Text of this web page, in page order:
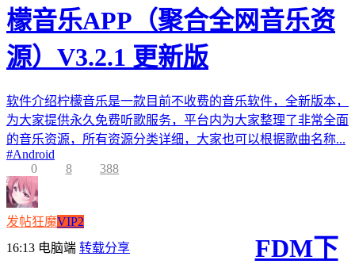
檬音乐APP（聚合全网音乐资
源）V3.2.1 更新版
软件介绍柠檬音乐是一款目前不收费的音乐软件，全新版本，
为大家提供永久免费听歌服务，平台内为大家整理了非常全面
的音乐资源，所有资源分类详细，大家也可以根据歌曲名称...
#Android
0
8 388
发帖狂魔VIP2
16:13 电脑端 转载分享
FDM下